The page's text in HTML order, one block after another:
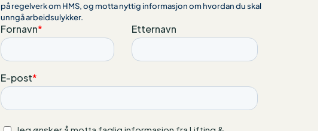
på regelverk om HMS, og motta nyttig informasjon om hvordan du skal
unngå arbeidsulykker.